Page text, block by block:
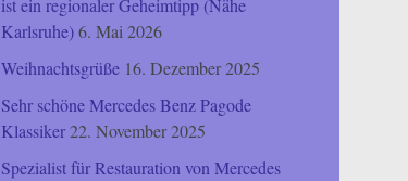
ist ein regionaler Geheimtipp (Nähe
Karlsruhe)6. Mai 2026
Weihnachtsgrüße 16. Dezember 2025
Sehr schöne Mercedes Benz Pagode
Klassiker22. November 2025
Spezialist für Restauration von Mercedes